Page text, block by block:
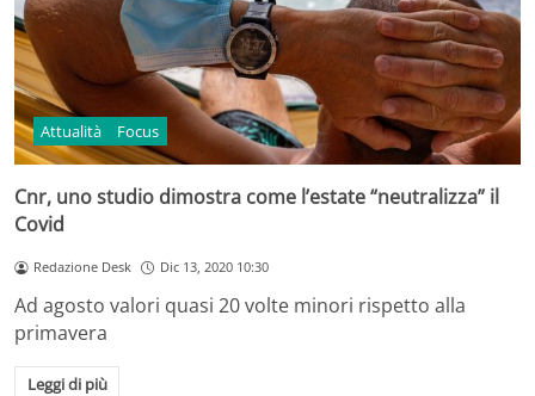
Attualità Focus
Cnr, uno studio dimostra come l’estate “neutralizza” il
Covid
Redazione Desk Dic 13, 2020 10:30
Ad agosto valori quasi 20 volte minori rispetto alla
primavera
Leggi di più